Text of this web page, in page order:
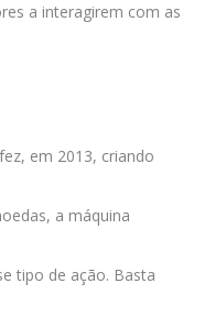
a interagirem com as
em 2013, criando
a máquina
tipo de ação. Basta